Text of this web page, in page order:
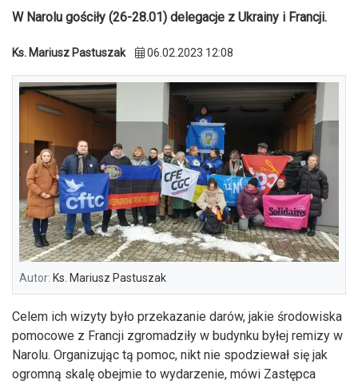
W Narolu gościły (26-28.01) delegacje z Ukrainy i Francji.
Ks. Mariusz Pastuszak 06.02.2023 12:08
Autor: Ks. Mariusz Pastuszak
Celem ich wizyty było przekazanie darów, jakie środowiska
pomocowe z Francji zgromadziły w budynku byłej remizy w
Narolu. Organizując tą pomoc, nikt nie spodziewał się jak
ogromną skalę obejmie to wydarzenie, mówi Zastępca